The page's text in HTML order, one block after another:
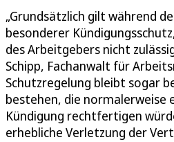
„Grundsätzlich gilt während
besonderer
des Arbeitgebers nicht
Schipp, Fachanwalt für
Schutzregelung bleibt sogar
bestehen, die normalerweise
Kündigung rechtfertigen
erhebliche Verletzung der